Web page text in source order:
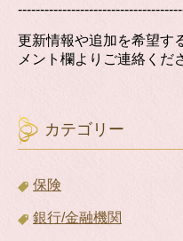
更新情報や追加を希望す
メント欄よりご連絡くだ
カテゴリー
保険
銀行/金融機関